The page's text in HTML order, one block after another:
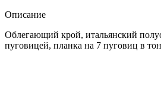
Описание
Облегающий крой, итальянский
пуговицей, планка на 7 пуговиц в